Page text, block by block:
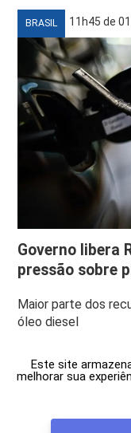
BRASIL 11h45 de
Governo libera
pressão sobre
Maior parte dos
óleo diesel
Este site
melhorar sua